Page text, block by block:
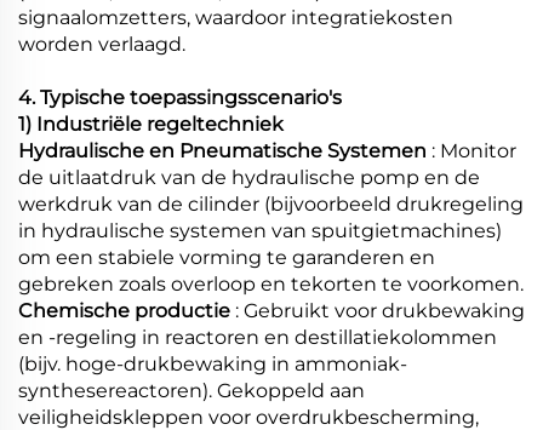
signaalomzetters, waardoor integratiekosten
worden verlaagd.
4. Typische toepassingsscenario's
1) Industriële regeltechniek
Hydraulische en Pneumatische Systemen : Monitor
de uitlaatdruk van de hydraulische pomp en de
werkdruk van de cilinder (bijvoorbeeld drukregeling
in hydraulische systemen van spuitgietmachines)
om een stabiele vorming te garanderen en
gebreken zoals overloop en tekorten te voorkomen.
Chemische productie : Gebruikt voor drukbewaking
en -regeling in reactoren en destillatiekolommen
(bijv. hoge-drukbewaking in ammoniak-
synthesereactoren). Gekoppeld aan
veiligheidskleppen voor overdrukbescherming,